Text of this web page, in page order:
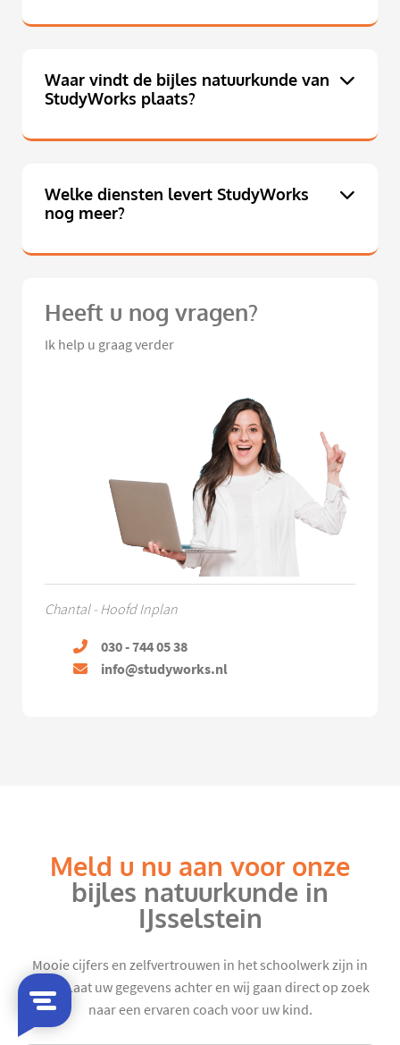
Waar vindt de bijles natuurkunde van
StudyWorks plaats?
Welke diensten levert StudyWorks
nog meer?
Heeft u nog vragen?
Ik help u graag verder
Chantal - Hoofd Inplan
030 - 744 05 38
info@studyworks.nl
Meld u nu aan voor onze
bijles natuurkunde in
IJsselstein
Mooie cijfers en zelfvertrouwen in het schoolwerk zijn in
zicht. Laat uw gegevens achter en wij gaan direct op zoek
naar een ervaren coach voor uw kind.